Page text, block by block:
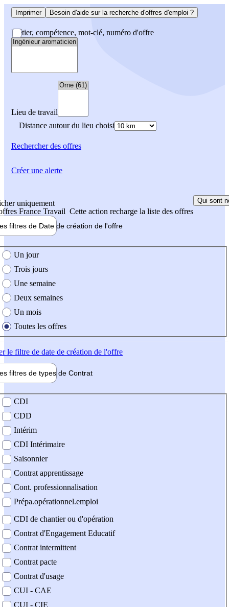
Imprimer Besoin d'aide sur la recherche d'offres d'emploi ?
Métier, compétence, mot-clé, numéro d'offre
Lieu de travail
Distance autour du lieu choisi
Rechercherdes offres
uniquement
France Travail Cette action recharge la liste des offres
Qui sont
filtres de Date de création de l'offre
création de l'offre
Un jour
Trois jours
Une semaine
Deux semaines
Un mois
Toutes les offres
le filtre de date de création de l'offre
filtres de types de Contrat
contrat
CDI
CDD
Intérim
CDI Intérimaire
Saisonnier
Contrat apprentissage
Cont. professionnalisation
Prépa.opérationnel.emploi
CDI de chantier ou d'opération
Contrat d'Engagement Educatif
Contrat intermittent
Contrat pacte
Contrat d'usage
CUI - CAE
CUI - CIE
Créer une alerte